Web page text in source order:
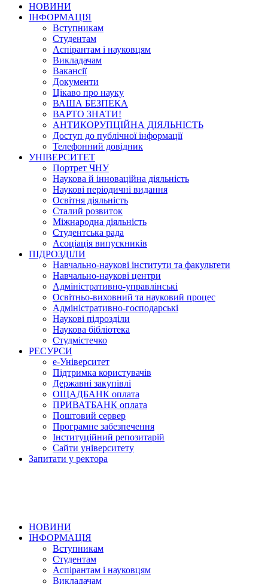
НОВИНИ
ІНФОРМАЦІЯ
Вступникам
Студентам
Аспірантам і науковцям
Викладачам
Вакансії
Документи
Цікаво про науку
ВАША БЕЗПЕКА
ВАРТО ЗНАТИ!
АНТИКОРУПЦІЙНА ДІЯЛЬНІСТЬ
Доступ до публічної інформації
Телефонний довідник
УНІВЕРСИТЕТ
Портрет ЧНУ
Наукова й інноваційна діяльність
Наукові періодичні видання
Освітня діяльність
Сталий розвиток
Міжнародна діяльність
Студентська рада
Асоціація випускників
ПІДРОЗДІЛИ
Навчально-наукові інститути та факультети
Навчально-наукові центри
Адміністративно-управлінські
Освітньо-виховний та науковий процес
Адміністративно-господарські
Наукові підрозділи
Наукова бібліотека
Студмістечко
РЕСУРСИ
е-Університет
Підтримка користувачів
Державні закупівлі
ОЩАДБАНК оплата
ПРИВАТБАНК оплата
Поштовий сервер
Програмне забезпечення
Інституційний репозитарій
Сайти університету
Запитати у ректора
НОВИНИ
ІНФОРМАЦІЯ
Вступникам
Студентам
Аспірантам і науковцям
Викладачам